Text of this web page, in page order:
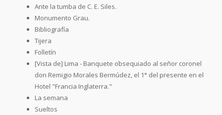
Ante la tumba de C. E. Siles.
Monumento Grau.
Bibliografía
Tijera
Folletín
[Vista de] Lima - Banquete obsequiado al señor coronel
don Remigio Morales Bermúdez, el 1° del presente en el
Hotel "Francia Inglaterra."
La semana
Sueltos